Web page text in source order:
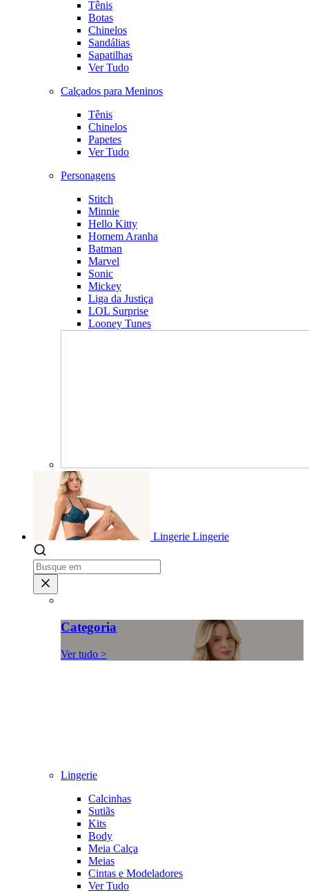
Tênis
Botas
Chinelos
Sandálias
Sapatilhas
Ver Tudo
Calçados para Meninos
Tênis
Chinelos
Papetes
Ver Tudo
Personagens
Stitch
Minnie
Hello Kitty
Homem Aranha
Batman
Marvel
Sonic
Mickey
Liga da Justiça
LOL Surprise
Looney Tunes
Lingerie Lingerie
Categoria
Ver tudo >
Lingerie
Calcinhas
Sutiãs
Kits
Body
Meia Calça
Meias
Cintas e Modeladores
Ver Tudo